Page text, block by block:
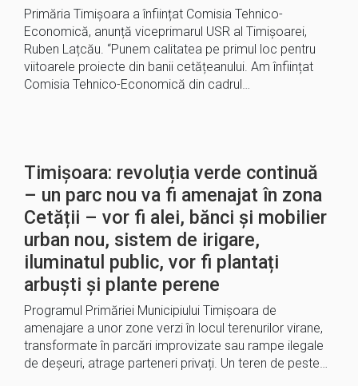
Primăria Timișoara a înființat Comisia Tehnico-
Economică, anunță viceprimarul USR al Timișoarei,
Ruben Lațcău. “Punem calitatea pe primul loc pentru
viitoarele proiecte din banii cetățeanului. Am înființat
Comisia Tehnico-Economică din cadrul…
Timișoara: revoluția verde continuă
– un parc nou va fi amenajat în zona
Cetății – vor fi alei, bănci și mobilier
urban nou, sistem de irigare,
iluminatul public, vor fi plantați
arbuști și plante perene
Programul Primăriei Municipiului Timișoara de
amenajare a unor zone verzi în locul terenurilor virane,
transformate în parcări improvizate sau rampe ilegale
de deșeuri, atrage parteneri privați. Un teren de peste…